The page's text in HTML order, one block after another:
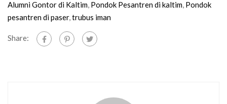
Alumni Gontor di Kaltim Pondok Pesantren di kaltim Pondok
pesantren di paser, trubus iman
Share: